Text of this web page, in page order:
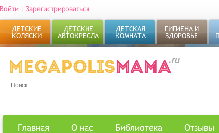
Войти | Зарегистрироваться
ДЕТСКИЕ
КОЛЯСКИ
ДЕТСКИЕ
АВТОКРЕСЛА
ДЕТСКАЯ
КОМНАТА
ГИГИЕНА И
ЗДОРОВЬЕ
Главная О нас Библиотека Отзывы